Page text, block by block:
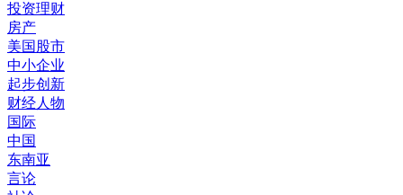
投资理财
房产
美国股市
中小企业
起步创新
财经人物
国际
中国
东南亚
言论